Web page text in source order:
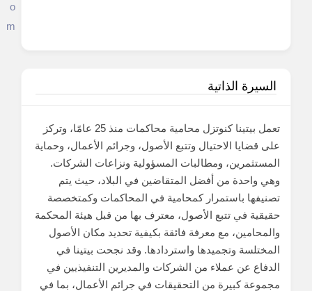
o
m
السيرة الذاتية
تعمل بيتينا كنوتزل محامية محاكمات منذ 25 عامًا، وتركز
على قضايا الاحتيال وتتبع الأصول، وجرائم الأعمال، وحماية
المستثمرين، ومطالبات المسؤولية ونزاعات الشركات.
وهي واحدة من أفضل المتقاضين في البلاد، حيث يتم
تصنيفها باستمرار كمحامية في المحاكمات وكمتخصصة
حقيقية في تتبع الأصول، معترف بها من قبل هيئة المحكمة
والمحامين، مع معرفة فائقة بكيفية تحديد مكان الأصول
المختلسة وتجميدها واستردادها. وقد نجحت بيتينا في
الدفاع عن عملاء من الشركات والمديرين التنفيذيين في
مجموعة كبيرة من التحقيقات في جرائم الأعمال، بما في